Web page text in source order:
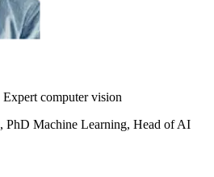
computer vision
PhD Machine Learning, Head of AI